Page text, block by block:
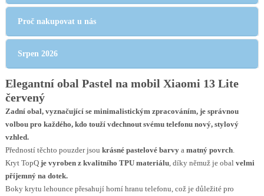
Proč nakupovat u nás
Srpen 2026
Elegantní obal Pastel na mobil Xiaomi 13 Lite
červený
Zadní obal, vyznačující se minimalistickým zpracováním, je správnou
volbou pro každého, kdo touží vdechnout svému telefonu nový, stylový
vzhled.
Předností těchto pouzder jsou krásné pastelové barvya matný povrch.
Kryt TopQ je vyroben z kvalitního TPU materiálu, díky němuž je obal velmi
příjemný na dotek.
Boky krytu lehounce přesahují horní hranu telefonu, což je důležité pro